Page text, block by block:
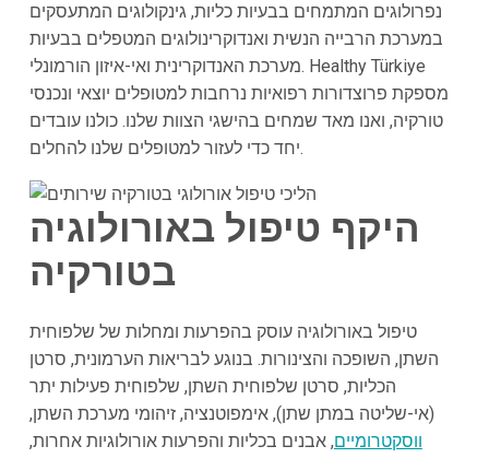
נפרולוגים המתמחים בבעיות כליות, גינקולוגים המתעסקים
במערכת הרבייה הנשית ואנדוקרינולוגים המטפלים בבעיות
מערכת האנדוקרינית ואי-איזון הורמונלי. Healthy Türkiye
מספקת פרוצדורות רפואיות נרחבות למטופלים יוצאי ונכנסי
טורקיה, ואנו מאד שמחים בהישגי הצוות שלנו. כולנו עובדים
יחד כדי לעזור למטופלים שלנו להחלים.
היקף טיפול באורולוגיה
בטורקיה
טיפול באורולוגיה עוסק בהפרעות ומחלות של שלפוחית
השתן, השופכה והצינורות. בנוגע לבריאות הערמונית, סרטן
הכליות, סרטן שלפוחית השתן, שלפוחית פעילות יתר
(אי-שליטה במתן שתן), אימפוטנציה, זיהומי מערכת השתן,
ווסקטרומיים, אבנים בכליות והפרעות אורולוגיות אחרות,